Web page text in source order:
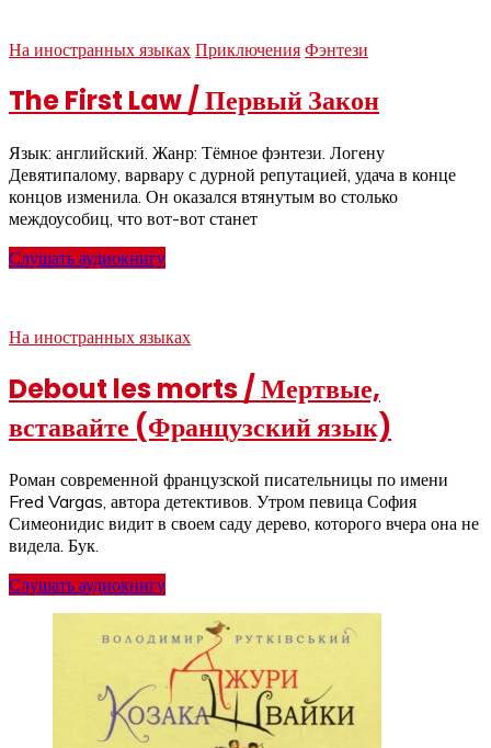
На иностранных языках Приключения Фэнтези
The First Law / Первый Закон
Язык: английский. Жанр: Тёмное фэнтези. Логену
Девятипалому, варвару с дурной репутацией, удача в конце
концов изменила. Он оказался втянутым во столько
междоусобиц, что вот-вот станет
Слушать аудиокнигу
На иностранных языках
Debout les morts / Мертвые,
вставайте (Французский язык)
Роман современной французской писательницы по имени
Fred Vargas, автора детективов. Утром певица София
Симеонидис видит в своем саду дерево, которого вчера она не
видела. Бук.
Слушать аудиокнигу